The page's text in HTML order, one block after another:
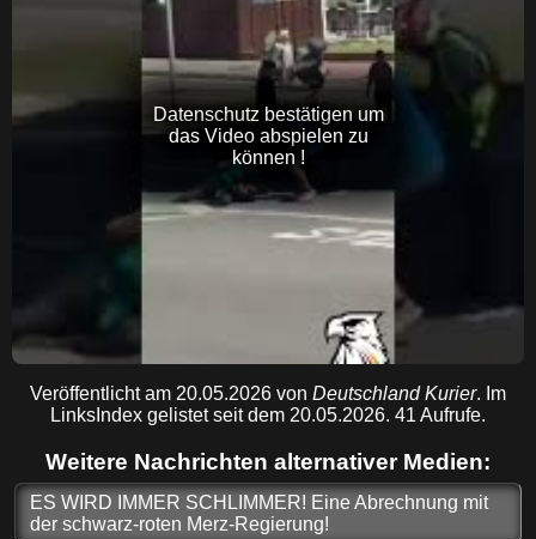
Datenschutz bestätigen um
das Video abspielen zu
können !
Veröffentlicht am 20.05.2026 von Deutschland Kurier. Im
LinksIndex gelistet seit dem 20.05.2026. 41 Aufrufe.
Weitere Nachrichten alternativer Medien:
ES WIRD IMMER SCHLIMMER! Eine Abrechnung mit
der schwarz-roten Merz-Regierung!